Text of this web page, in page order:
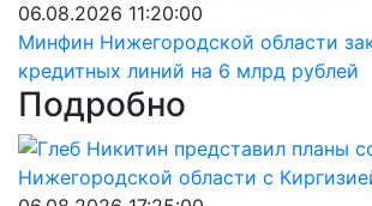
06.08.2026 11:20:00
Минфин Нижегородской области
кредитных линий на 6 млрд рублей
Подробно